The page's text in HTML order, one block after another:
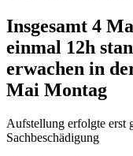
Insgesamt 4
einmal 12h
erwachen in
Mai Montag
Aufstellung erfolgte erst
Sachbeschädigung